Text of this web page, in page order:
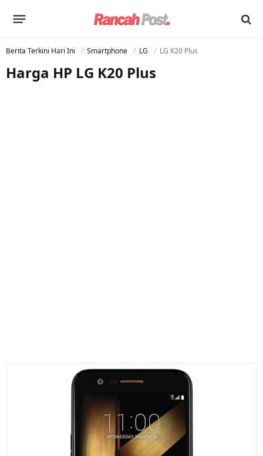
Berita Terkini Hari Ini Smartphone LG LG K20 Plus
Harga HP LG K20 Plus